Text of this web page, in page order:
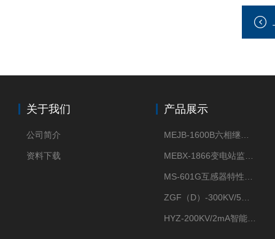
关于我们
公司简介
资料下载
产品展示
MEJB-1600B六相继电保护测试仪
MEBX-1866变电站监控信息一体化验收装置
MS-601G互感器特性综合测试仪
ZGF（D）-300KV/5mA直流高压发生器
HYZ-200KV/2mA智能型直流高压发生器